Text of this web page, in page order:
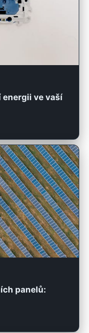
energii ve vaší
panelů: